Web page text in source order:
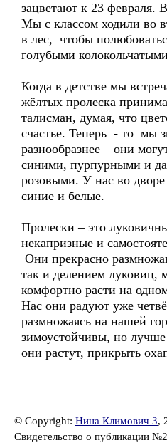
зацветают к 23 февраля.
Мы с классом ходили во
в лес, чтобы
голубыми
Когда в детстве мы
жёлтых пролеска
талисман, думая, что
счастье. Теперь - то мы
разнообразнее – они
синими, пурпурными и
розовыми. У нас во дворе
синие и белые.
Пролески – это
некапризные и
Они прекрасно
так и делением луковиц,
комфортно расти на
Нас они радуют уже
размножаясь на нашей
зимоустойчивы, но лучше
они растут, прикрыть
© Copyright: Нина Климович 3,
Свидетельство о публикации